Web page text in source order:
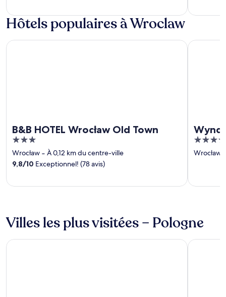
Hôtels populaires à Wroclaw
B&B HOTEL Wrocław Old Town
3
out
of
Wrocław ‐ À 0,12 km du centre-ville
9,8/10 Exceptionnel! (78 avis)
B&B HOTEL Wrocław Old Town
4
out
Wrocław
Villes les plus visitées – Pologne
Wroclaw Sopot